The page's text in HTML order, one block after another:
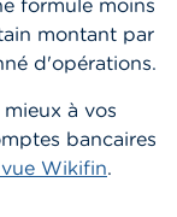
formule moins
montant par
d'opérations.
à vos
bancaires
Wikifin.